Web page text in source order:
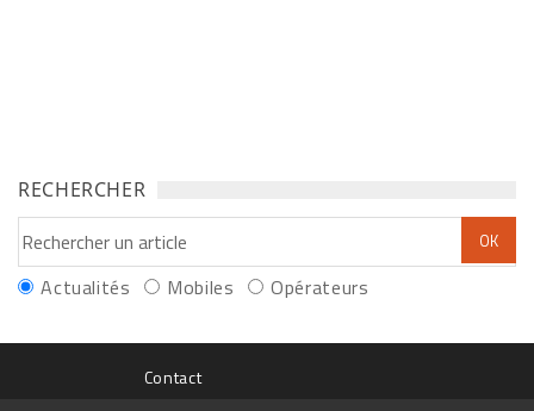
RECHERCHER
Actualités Mobiles Opérateurs
Contact